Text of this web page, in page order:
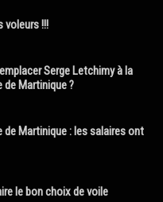
voleurs !!!
Serge Letchimy à la
Martinique ?
Martinique : les salaires ont
le bon choix de voile